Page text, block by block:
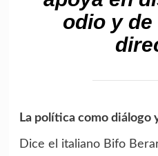
odio y
La política como diálogo
Dice el italiano Bifo